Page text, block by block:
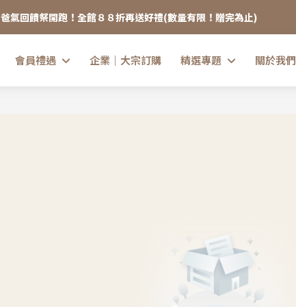
爸氣回饋祭開跑！全館８８折再送好禮(數量有限！贈完為止)
會員禮遇 企業｜大宗訂購 精選專題 關於我們